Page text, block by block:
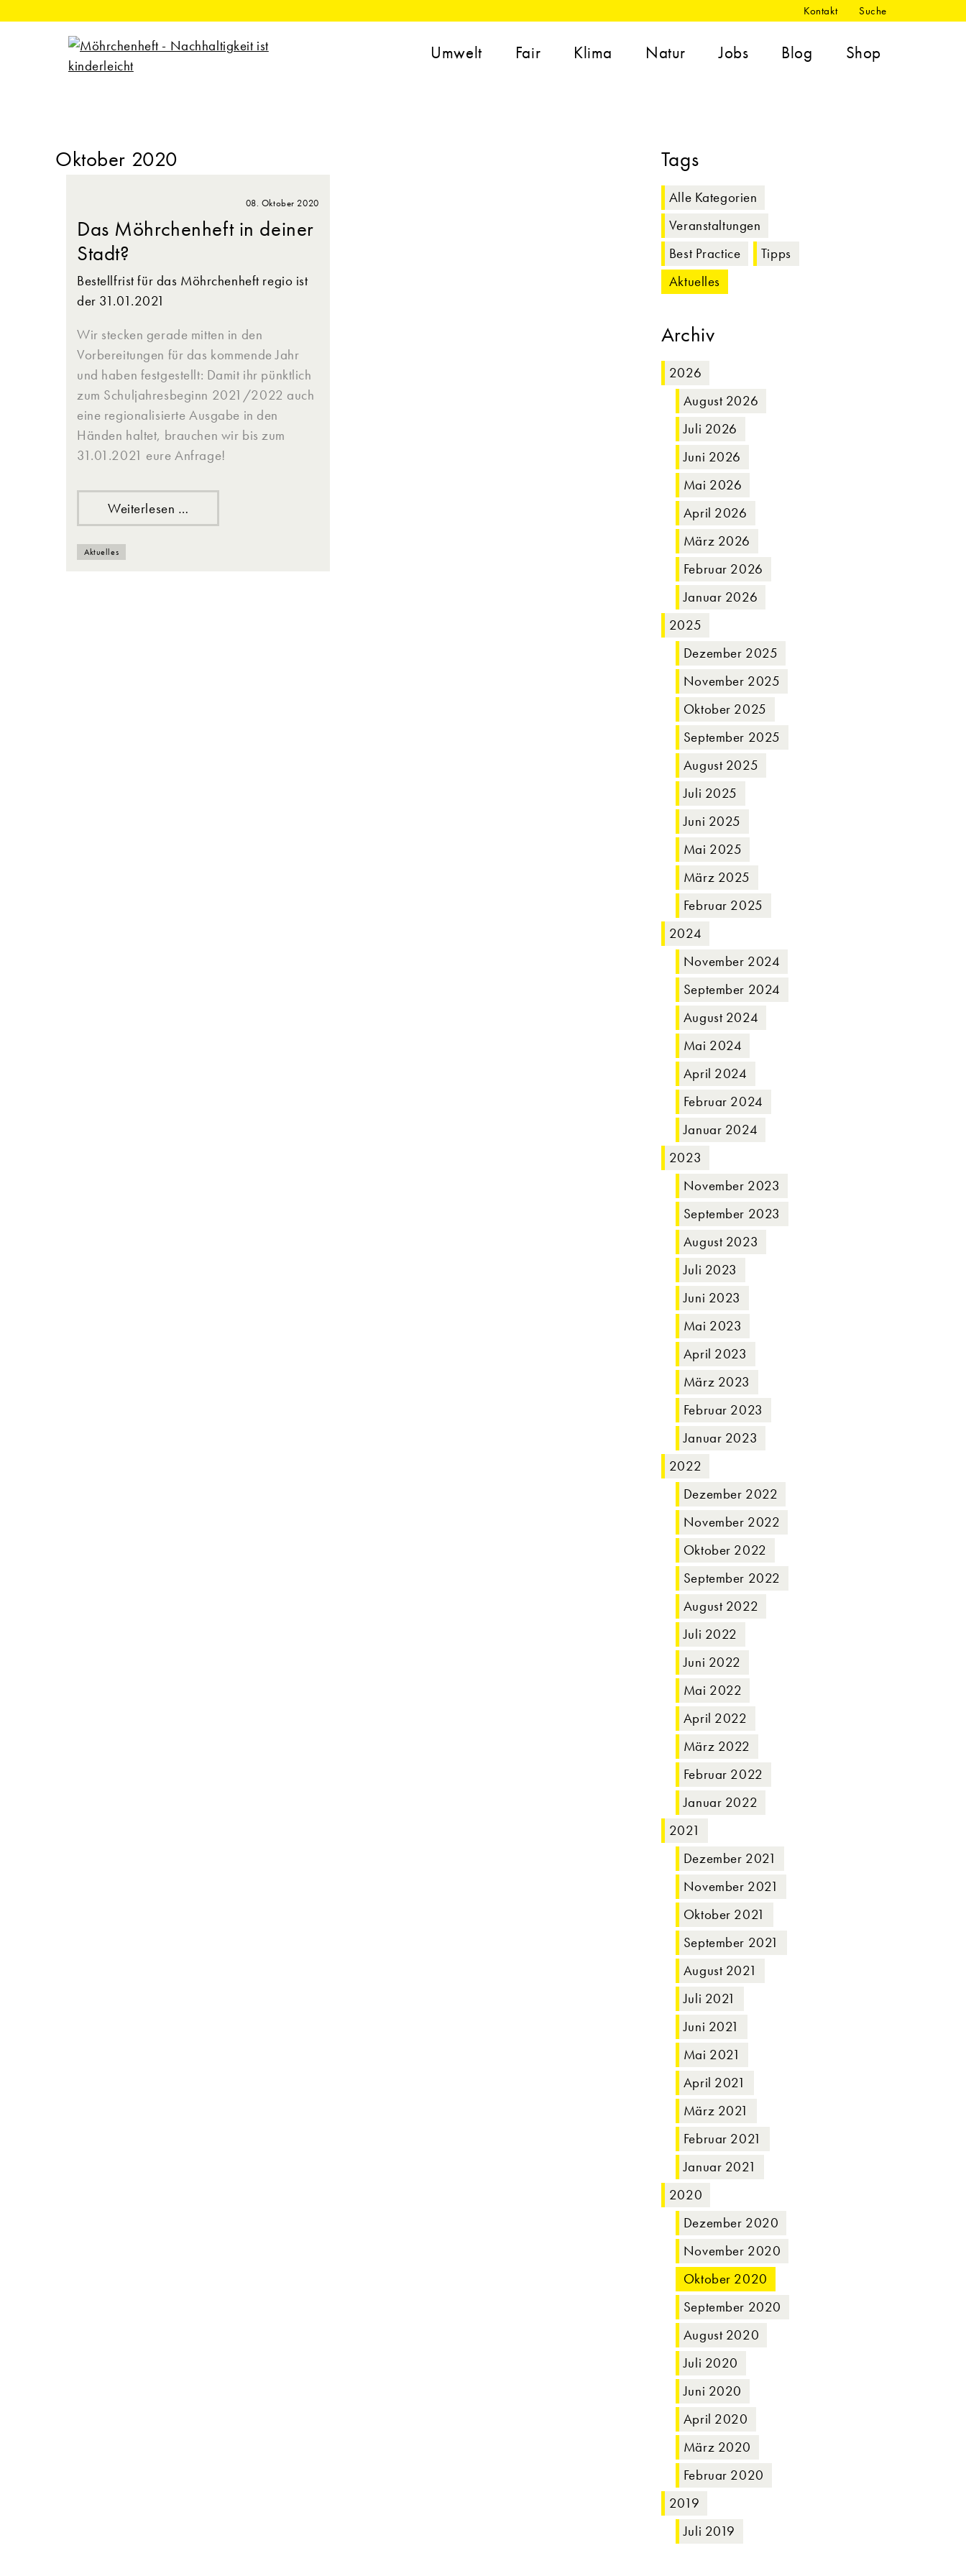
Kontakt Suche
Umwelt Fair Klima Natur Jobs Blog Shop
Oktober 2020
08. Oktober 2020
Das Möhrchenheft in deiner
Stadt?
Bestellfrist für das Möhrchenheft regio ist
der 31.01.2021
Wir stecken gerade mitten in den
Vorbereitungen für das kommende Jahr
und haben festgestellt: Damit ihr pünktlich
zum Schuljahresbeginn 2021/2022 auch
eine regionalisierte Ausgabe in den
Händen haltet, brauchen wir bis zum
31.01.2021 eure Anfrage!
Weiterlesen …
Aktuelles
Tags
Alle Kategorien
Veranstaltungen
Best Practice
Tipps
Aktuelles
Archiv
2026
August 2026
Juli 2026
Juni 2026
Mai 2026
April 2026
März 2026
Februar 2026
Januar 2026
2025
Dezember 2025
November 2025
Oktober 2025
September 2025
August 2025
Juli 2025
Juni 2025
Mai 2025
März 2025
Februar 2025
2024
November 2024
September 2024
August 2024
Mai 2024
April 2024
Februar 2024
Januar 2024
2023
November 2023
September 2023
August 2023
Juli 2023
Juni 2023
Mai 2023
April 2023
März 2023
Februar 2023
Januar 2023
2022
Dezember 2022
November 2022
Oktober 2022
September 2022
August 2022
Juli 2022
Juni 2022
Mai 2022
April 2022
März 2022
Februar 2022
Januar 2022
2021
Dezember 2021
November 2021
Oktober 2021
September 2021
August 2021
Juli 2021
Juni 2021
Mai 2021
April 2021
März 2021
Februar 2021
Januar 2021
2020
Dezember 2020
November 2020
Oktober 2020
September 2020
August 2020
Juli 2020
Juni 2020
April 2020
März 2020
Februar 2020
2019
Juli 2019